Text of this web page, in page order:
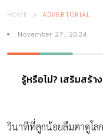
HOME ADVERTORIAL
November 27, 2024
รู้หรือไม่? เสริมสร้
วินาทีที่ลูกน้อยลืมตาดูโล